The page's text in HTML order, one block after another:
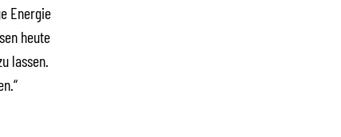
Energie
heute
lassen.